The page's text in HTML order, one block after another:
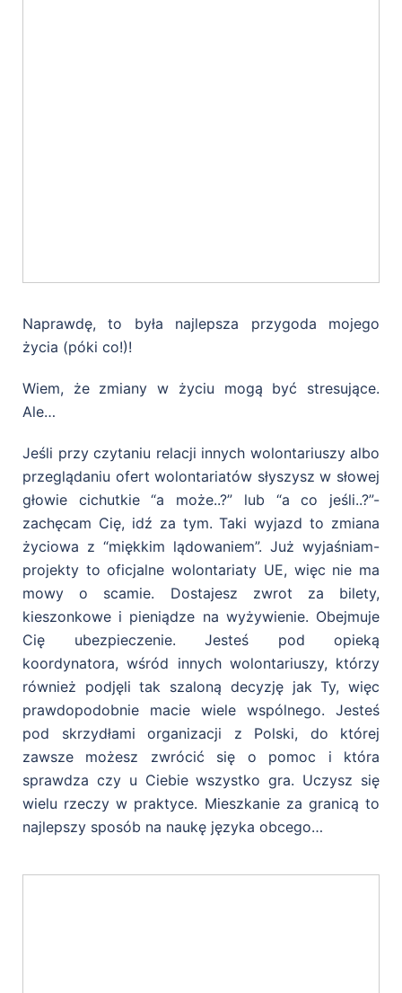
Naprawdę, to była najlepsza przygoda mojego
życia (póki co!)!
Wiem, że zmiany w życiu mogą być stresujące.
Ale…
Jeśli przy czytaniu relacji innych wolontariuszy albo
przeglądaniu ofert wolontariatów słyszysz w słowej
głowie cichutkie “a może..?” lub “a co jeśli..?”-
zachęcam Cię, idź za tym. Taki wyjazd to zmiana
życiowa z “miękkim lądowaniem”. Już wyjaśniam-
projekty to oficjalne wolontariaty UE, więc nie ma
mowy o scamie. Dostajesz zwrot za bilety,
kieszonkowe i pieniądze na wyżywienie. Obejmuje
Cię ubezpieczenie. Jesteś pod opieką
koordynatora, wśród innych wolontariuszy, którzy
również podjęli tak szaloną decyzję jak Ty, więc
prawdopodobnie macie wiele wspólnego. Jesteś
pod skrzydłami organizacji z Polski, do której
zawsze możesz zwrócić się o pomoc i która
sprawdza czy u Ciebie wszystko gra. Uczysz się
wielu rzeczy w praktyce. Mieszkanie za granicą to
najlepszy sposób na naukę języka obcego…